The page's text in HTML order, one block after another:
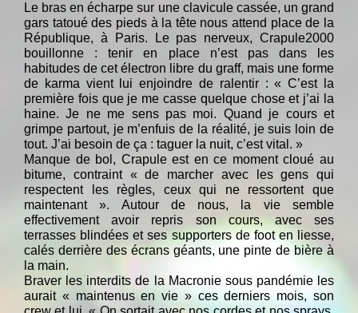
Le bras en écharpe sur une clavicule cassée, un grand
gars tatoué des pieds à la tête nous attend place de la
République, à Paris. Le pas nerveux, Crapule2000
bouillonne : tenir en place n’est pas dans les
habitudes de cet électron libre du graff, mais une forme
de karma vient lui enjoindre de ralentir : « C’est la
première fois que je me casse quelque chose et j’ai la
haine. Je ne me sens pas moi. Quand je cours et
grimpe partout, je m’enfuis de la réalité, je suis loin de
tout. J’ai besoin de ça : taguer la nuit, c’est vital. »
Manque de bol, Crapule est en ce moment cloué au
bitume, contraint « de marcher avec les gens qui
respectent les règles, ceux qui ne ressortent que
maintenant ». Autour de nous, la vie semble
effectivement avoir repris son cours, avec ses
terrasses blindées et ses supporters de foot en liesse,
calés derrière des écrans géants, une pinte de bière à
la main.
Braver les interdits de la Macronie sous pandémie les
aurait « maintenus en vie » ces derniers mois, son